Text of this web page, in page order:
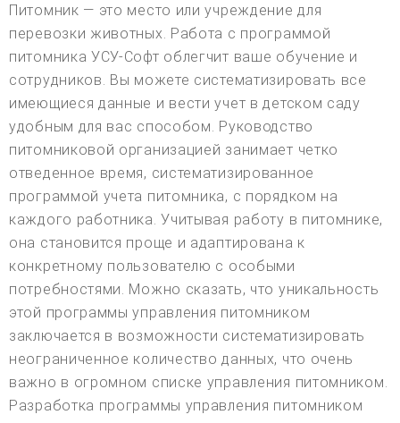
Питомник — это место или учреждение для
перевозки животных. Работа с программой
питомника УСУ-Софт облегчит ваше обучение и
сотрудников. Вы можете систематизировать все
имеющиеся данные и вести учет в детском саду
удобным для вас способом. Руководство
питомниковой организацией занимает четко
отведенное время, систематизированное
программой учета питомника, с порядком на
каждого работника. Учитывая работу в питомнике,
она становится проще и адаптирована к
конкретному пользователю с особыми
потребностями. Можно сказать, что уникальность
этой программы управления питомником
заключается в возможности систематизировать
неограниченное количество данных, что очень
важно в огромном списке управления питомником.
Разработка программы управления питомником